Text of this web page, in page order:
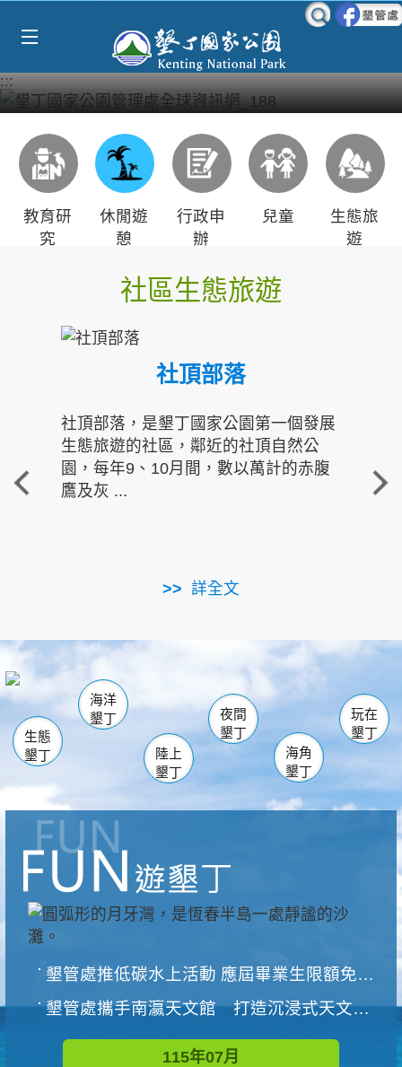
:::
教育研
究
休閒遊
憩
行政申
辦
兒童
生態旅
遊
社區生態旅遊
社頂部落
社頂部落，是墾丁國家公園第一個發展
生態旅遊的社區，鄰近的社頂自然公
園，每年9、10月間，數以萬計的赤腹
鷹及灰 ...
詳全文
重
走進
南仁湖
海生館
恆春 佳樂水
龍鑾潭自然中心 森林遊樂區
瓊麻館
關山 墾管處遊客中心
社頂公園 風吹沙
船帆石
白砂 龍磐公園
香蕉灣
砂島
鵝鑾鼻
生態
墾丁
海洋
墾丁
陸上
墾丁
夜間
墾丁
海角
墾丁
玩在
墾丁
墾管處推低碳水上活動 應屆畢業生限額免費參加
墾管處攜手南瀛天文館 打造沉浸式天文探索營隊
115年07月